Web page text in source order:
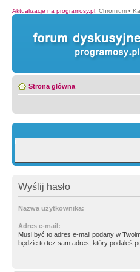
Aktualizacje na programosy.pl: Chromium •
Strona główna
Wyślij hasło
Nazwa użytkownika:
Adres e-mail:
Musi być to adres e-mail podany w
będzie to tez sam adres, który podałeś